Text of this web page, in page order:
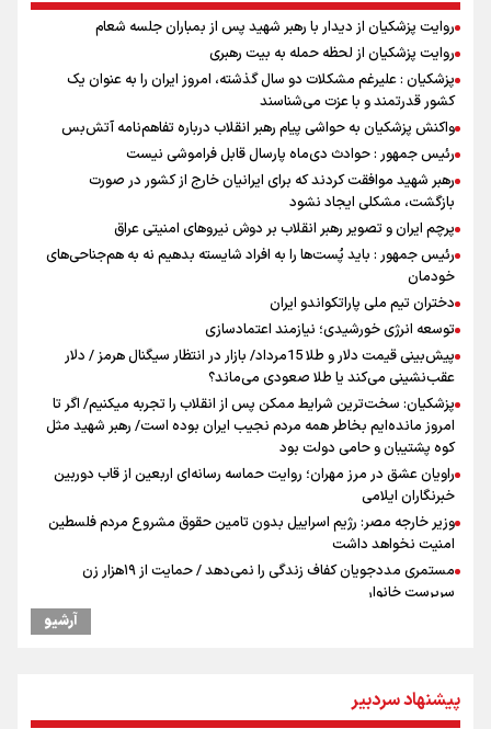
روایت پزشکیان از دیدار با رهبر شهید پس از بمباران جلسه شعام
روایت پزشکیان از لحظه حمله به بیت رهبری
پزشکیان : علیرغم مشکلات دو سال گذشته، امروز ایران را به عنوان یک
کشور قدرتمند و با عزت می‌شناسند
واکنش پزشکیان به حواشی پیام رهبر انقلاب درباره تفاهم‌نامه آتش‌بس
رئیس جمهور : حوادث دی‌ماه پارسال قابل فراموشی نیست
رهبر شهید موافقت کردند که برای ایرانیان خارج از کشور در صورت
بازگشت، مشکلی ایجاد نشود
پرچم ایران و تصویر رهبر انقلاب بر دوش نیروهای امنیتی عراق
رئیس جمهور : باید پُست‌ها را به افراد شایسته بدهیم نه به هم‌جناحی‌های
خودمان
دختران تیم ملی پاراتکواندو ایران
توسعه انرژی خورشیدی؛ نیازمند اعتمادسازی
پیش‌بینی قیمت دلار و طلا 15مرداد/ بازار در انتظار سیگنال هرمز / دلار
عقب‌نشینی می‌کند یا طلا صعودی می‌ماند؟
پزشکیان: سخت‌ترین شرایط ممکن پس از انقلاب را تجربه میکنیم/ اگر تا
امروز مانده‌ایم بخاطر همه‌ مردم نجیب ایران بوده است/ رهبر شهید مثل
کوه پشتیبان و حامی دولت بود
راویان عشق در مرز مهران؛ روایت حماسه‌ رسانه‌ای اربعین از قاب دوربین
خبرنگاران ایلامی
وزیر خارجه مصر: رژیم اسراییل بدون تامین حقوق مشروع مردم فلسطین
امنیت نخواهد داشت
مستمری مددجویان کفاف زندگی را نمی‌دهد / حمایت از ۱۹هزار زن‌
سرپرست خانوار
فیدان: حماس به تعهدات خود عمل کرد، امّا اسرائیل برنامه‌ای برای صلح
منطقه
ارائه بیش از ۲ میلیون خدمات بهداشتی-درمانی به زائران اربعین
آرشیو
پیشنهاد سردبیر